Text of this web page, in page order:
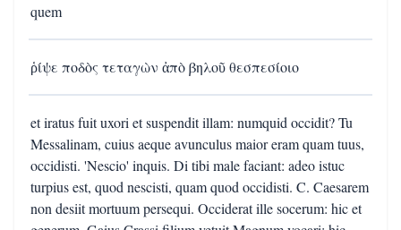
quem
ῥίψε ποδὸς τεταγὼν ἀπὸ βηλοῦ θεσπεσίοιο
et iratus fuit uxori et suspendit illam: numquid occidit? Tu
Messalinam, cuius aeque avunculus maior eram quam tuus,
occidisti. 'Nescio' inquis. Di tibi male faciant: adeo istuc
turpius est, quod nescisti, quam quod occidisti. C. Caesarem
non desiit mortuum persequi. Occiderat ille socerum: hic et